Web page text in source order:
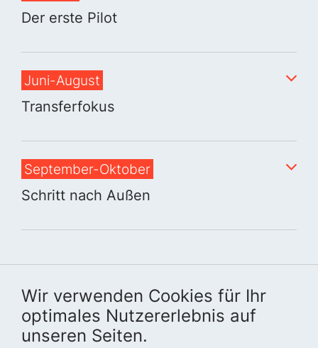
Wir verwenden Cookies für Ihr
optimales Nutzererlebnis auf
unseren Seiten.
Der erste Pilot
Juni-August
Transferfokus
September-Oktober
Schritt nach Außen